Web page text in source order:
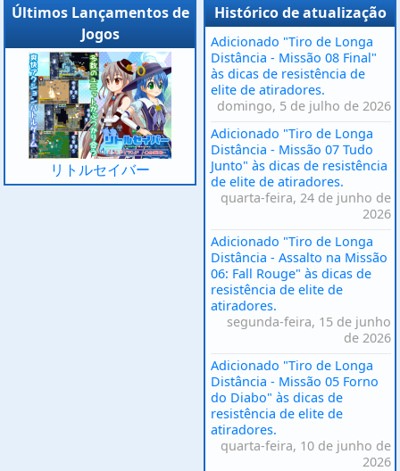
Últimos Lançamentos de
Jogos
リトルセイバー
Histórico de atualização
Adicionado "Tiro de Longa
Distância - Missão 08 Final"
às dicas de resistência de
elite de atiradores.
domingo, 5 de julho de 2026
Adicionado "Tiro de Longa
Distância - Missão 07 Tudo
Junto" às dicas de resistência
de elite de atiradores.
quarta-feira, 24 de junho de
2026
Adicionado "Tiro de Longa
Distância - Assalto na Missão
06: Fall Rouge" às dicas de
resistência de elite de
atiradores.
segunda-feira, 15 de junho
de 2026
Adicionado "Tiro de Longa
Distância - Missão 05 Forno
do Diabo" às dicas de
resistência de elite de
atiradores.
quarta-feira, 10 de junho de
2026